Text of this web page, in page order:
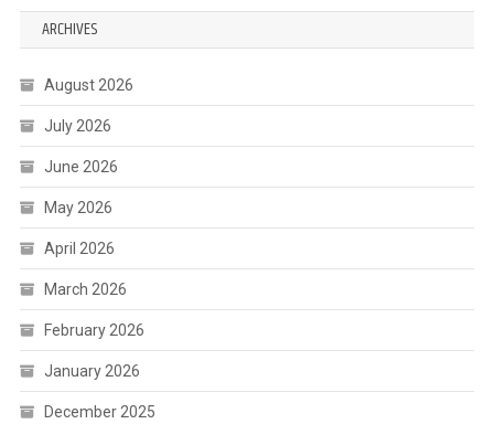
ARCHIVES
August 2026
July 2026
June 2026
May 2026
April 2026
March 2026
February 2026
January 2026
December 2025